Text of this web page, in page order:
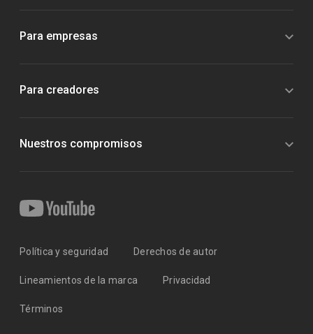
Para empresas
Para creadores
Nuestros compromisos
Política y seguridad Derechos de autor
Lineamientos de la marca Privacidad
Términos